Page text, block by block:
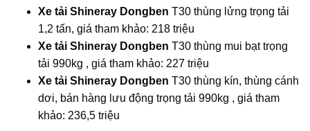
Xe tải Shineray Dongben T30 thùng lửng trọng tải
1,2 tấn, giá tham khảo: 218 triệu
Xe tải Shineray Dongben T30 thùng mui bạt trọng
tải 990kg , giá tham khảo: 227 triệu
Xe tải Shineray Dongben T30 thùng kín, thùng cánh
dơi, bán hàng lưu động trọng tải 990kg , giá tham
khảo: 236,5 triệu